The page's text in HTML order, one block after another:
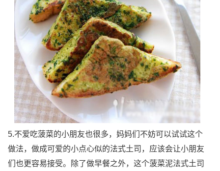
5.不爱吃菠菜的小朋友也很多，妈妈们不妨可以试试这个
做法，做成可爱的小点心似的法式土司，应该会让小朋友
们也更容易接受。除了做早餐之外，这个菠菜泥法式土司